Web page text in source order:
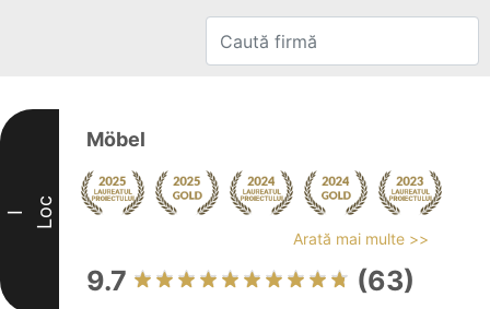
I Loc
Möbel
Arată mai multe >>
9.7 (63)